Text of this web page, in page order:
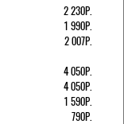
2 230Р.
1 990Р.
2 007Р.
4 050Р.
4 050Р.
1 590Р.
790Р.